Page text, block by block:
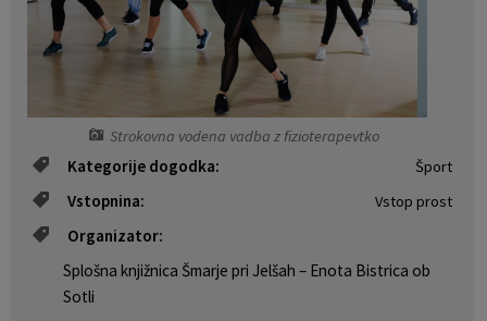
Strokovna vodena vadba z fizioterapevtko
Kategorije dogodka: Šport
Vstopnina: Vstop prost
Organizator:
Splošna knjižnica Šmarje pri Jelšah – Enota Bistrica ob
Sotli
Naselja v občini
Varstvo osebnih podatkov
Temeljni akti občine
Občinski predpisi
Strateški dokumenti
Pravni akti
Proračun občine
Lokalne volitve